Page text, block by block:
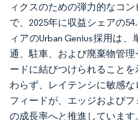
ィクスのための弾力的なコ
で、2025年に収益シェアの
ィアのUrban Genius採用は
通、駐車、および廃棄物管
ードに結びつけられること
わらず、レイテンシに敏感
フィードが、エッジおよびフ
の成長率へと推進していま